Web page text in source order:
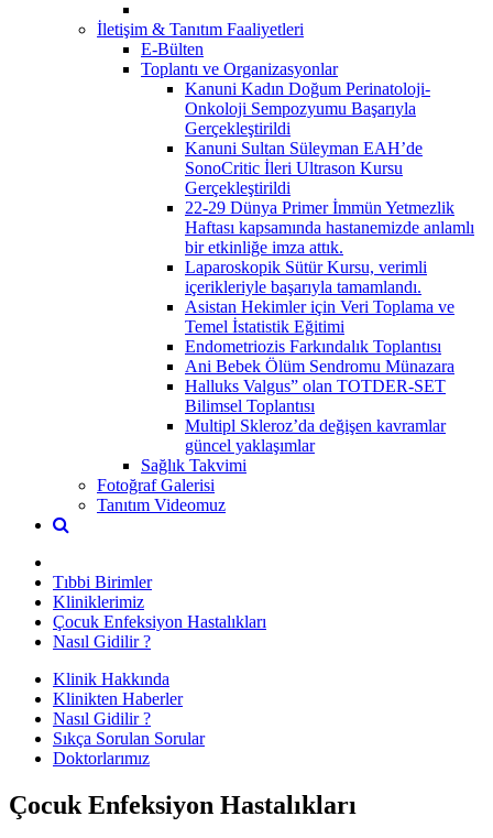
İletişim & Tanıtım Faaliyetleri
E-Bülten
Toplantı ve Organizasyonlar
Kanuni Kadın Doğum Perinatoloji-
Onkoloji Sempozyumu Başarıyla
Gerçekleştirildi
Kanuni Sultan Süleyman EAH’de
SonoCritic İleri Ultrason Kursu
Gerçekleştirildi
22-29 Dünya Primer İmmün Yetmezlik
Haftası kapsamında hastanemizde anlamlı
bir etkinliğe imza attık.
Laparoskopik Sütür Kursu, verimli
içerikleriyle başarıyla tamamlandı.
Asistan Hekimler için Veri Toplama ve
Temel İstatistik Eğitimi
Endometriozis Farkındalık Toplantısı
Ani Bebek Ölüm Sendromu Münazara
Halluks Valgus” olan TOTDER-SET
Bilimsel Toplantısı
Multipl Skleroz’da değişen kavramlar
güncel yaklaşımlar
Sağlık Takvimi
Fotoğraf Galerisi
Tanıtım Videomuz
Tıbbi Birimler
Kliniklerimiz
Çocuk Enfeksiyon Hastalıkları
Nasıl Gidilir ?
Klinik Hakkında
Klinikten Haberler
Nasıl Gidilir ?
Sıkça Sorulan Sorular
Doktorlarımız
Çocuk Enfeksiyon Hastalıkları